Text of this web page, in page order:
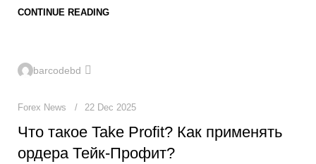
CONTINUE READING
barcodebd
Forex News 22 Dec 2025
Что такое Take Profit? Как применять
ордера Тейк-Профит?